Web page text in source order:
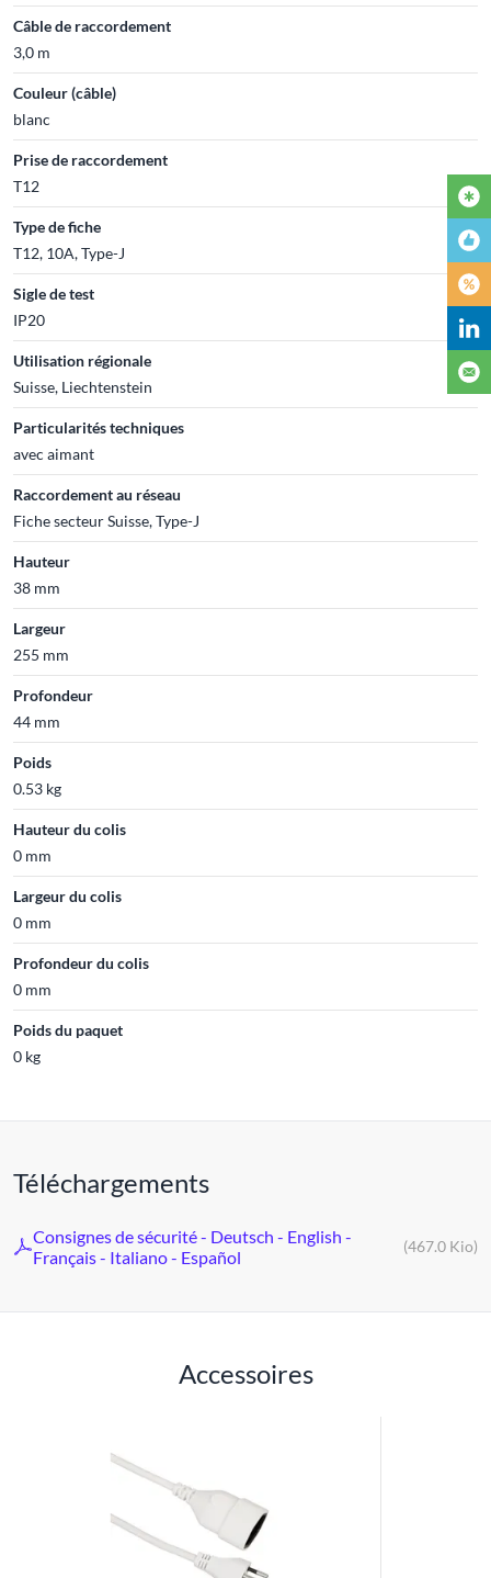
Câble de raccordement
3,0 m
Couleur (câble)
blanc
Prise de raccordement
T12
Type de fiche
T12, 10A, Type-J
Sigle de test
IP20
Utilisation régionale
Suisse, Liechtenstein
Particularités techniques
avec aimant
Raccordement au réseau
Fiche secteur Suisse, Type-J
Hauteur
38 mm
Largeur
255 mm
Profondeur
44 mm
Poids
0.53 kg
Hauteur du colis
0 mm
Largeur du colis
0 mm
Profondeur du colis
0 mm
Poids du paquet
0 kg
Téléchargements
Consignes de sécurité - Deutsch - English -
Français - Italiano - Español
(467.0 Kio)
Accessoires